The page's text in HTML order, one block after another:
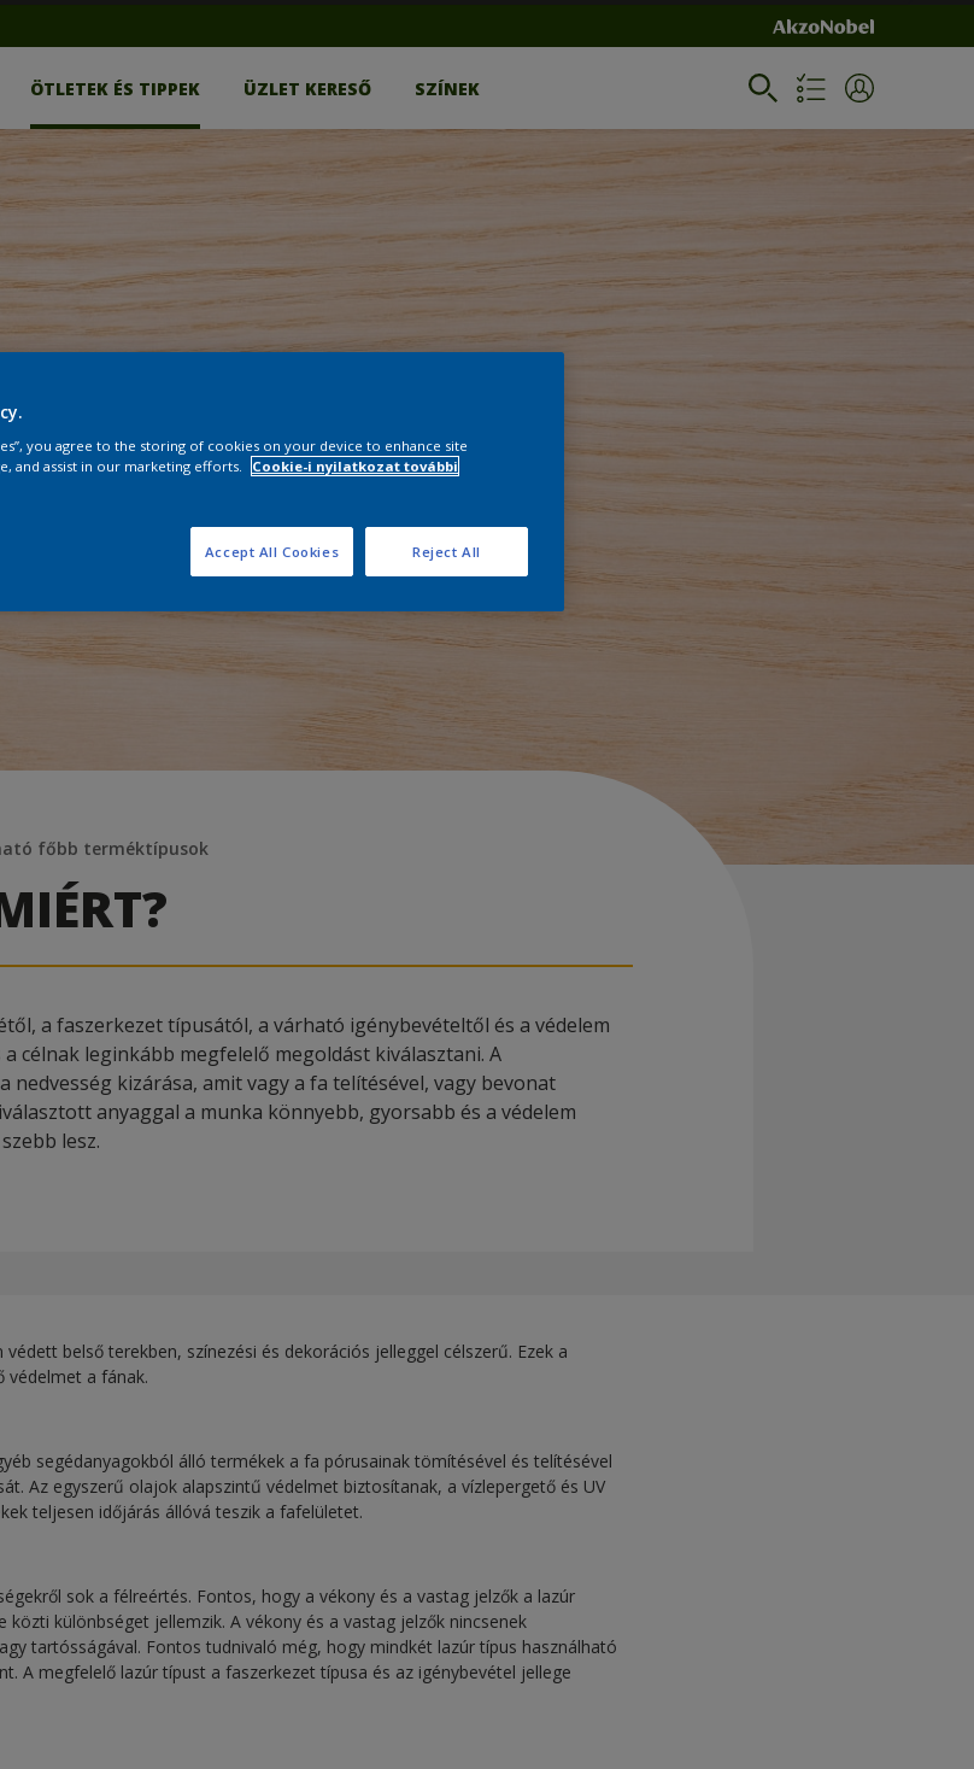
ÖTLETEK ÉS TIPPEK ÜZLET KERESŐ SZÍNEK
főbb terméktípusok
a faszerkezet típusától, a várható igénybevételtől és a védelem
célnak leginkább megfelelő megoldást kiválasztani. A
nedvesség kizárása, amit vagy a fa telítésével, vagy bevonat
anyaggal a munka könnyebb, gyorsabb és a védelem
lesz.
belső terekben, színezési és dekorációs jelleggel célszerű. Ezek a
védelmet a fának.
segédanyagokból álló termékek a fa pórusainak tömítésével és telítésével
Az egyszerű olajok alapszintű védelmet biztosítanak, a vízlepergető és UV
teljesen időjárás állóvá teszik a fafelületet.
sok a félreértés. Fontos, hogy a vékony és a vastag jelzők a lazúr
közti különbséget jellemzik. A vékony és a vastag jelzők nincsenek
tartósságával. Fontos tudnivaló még, hogy mindkét lazúr típus használható
A megfelelő lazúr típust a faszerkezet típusa és az igénybevétel jellege
you agree to the storing of cookies on your device to enhance site
and assist in our marketing efforts.
Cookie-i nyilatkozat további
Reject All
Accept All Cookies